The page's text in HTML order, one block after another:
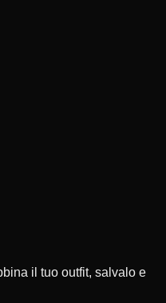
il tuo outfit, salvalo e